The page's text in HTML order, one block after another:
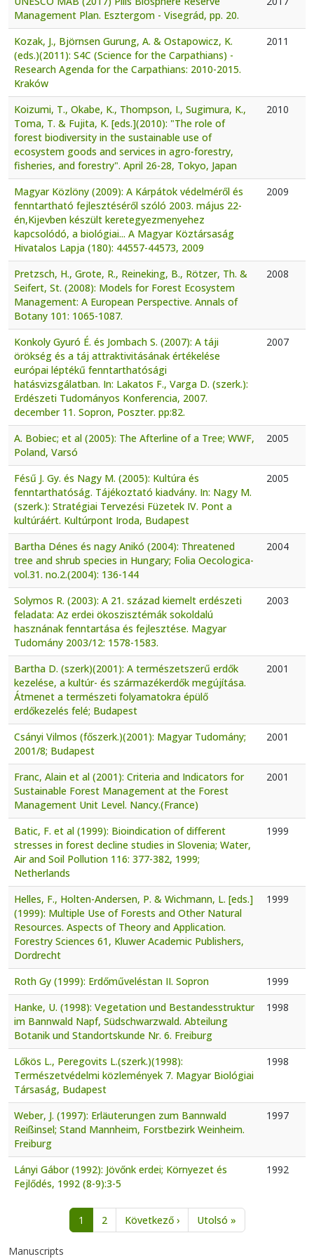
Management Plan. Esztergom - Visegrád, pp. 20.
Kozak, J., Björnsen Gurung, A. & Ostapowicz, K.
(eds.)(2011): S4C (Science for the Carpathians) -
Research Agenda for the Carpathians: 2010-2015.
Kraków
2011
Koizumi, T., Okabe, K., Thompson, I., Sugimura, K.,
Toma, T. & Fujita, K. [eds.](2010): "The role of
forest biodiversity in the sustainable use of
ecosystem goods and services in agro-forestry,
fisheries, and forestry". April 26-28, Tokyo, Japan
2010
Magyar Közlöny (2009): A Kárpátok védelméről és
fenntartható fejlesztéséről szóló 2003. május 22-
én,Kijevben készült keretegyezmenyehez
kapcsolódó, a biológiai... A Magyar Köztársaság
Hivatalos Lapja (180): 44557-44573, 2009
2009
Pretzsch, H., Grote, R., Reineking, B., Rötzer, Th. &
Seifert, St. (2008): Models for Forest Ecosystem
Management: A European Perspective. Annals of
Botany 101: 1065-1087.
2008
Konkoly Gyuró É. és Jombach S. (2007): A táji
örökség és a táj attraktivitásának értékelése
európai léptékű fenntarthatósági
hatásvizsgálatban. In: Lakatos F., Varga D. (szerk.):
Erdészeti Tudományos Konferencia, 2007.
december 11. Sopron, Poszter. pp:82.
2007
A. Bobiec; et al (2005): The Afterline of a Tree; WWF,
Poland, Varsó
2005
Fésű J. Gy. és Nagy M. (2005): Kultúra és
fenntarthatóság. Tájékoztató kiadvány. In: Nagy M.
(szerk.): Stratégiai Tervezési Füzetek IV. Pont a
kultúráért. Kultúrpont Iroda, Budapest
2005
Bartha Dénes és nagy Anikó (2004): Threatened
tree and shrub species in Hungary; Folia Oecologica-
vol.31. no.2.(2004): 136-144
2004
Solymos R. (2003): A 21. század kiemelt erdészeti
feladata: Az erdei ökoszisztémák sokoldalú
hasznának fenntartása és fejlesztése. Magyar
Tudomány 2003/12: 1578-1583.
2003
Bartha D. (szerk)(2001): A természetszerű erdők
kezelése, a kultúr- és származékerdők megújítása.
Átmenet a természeti folyamatokra épülő
erdőkezelés felé; Budapest
2001
Csányi Vilmos (főszerk.)(2001): Magyar Tudomány;
2001/8; Budapest
2001
Franc, Alain et al (2001): Criteria and Indicators for
Sustainable Forest Management at the Forest
Management Unit Level. Nancy.(France)
2001
Batic, F. et al (1999): Bioindication of different
stresses in forest decline studies in Slovenia; Water,
Air and Soil Pollution 116: 377-382, 1999;
Netherlands
1999
Helles, F., Holten-Andersen, P. & Wichmann, L. [eds.]
(1999): Multiple Use of Forests and Other Natural
Resources. Aspects of Theory and Application.
Forestry Sciences 61, Kluwer Academic Publishers,
Dordrecht
1999
Roth Gy (1999): Erdőműveléstan II. Sopron
1999
Hanke, U. (1998): Vegetation und Bestandesstruktur
im Bannwald Napf, Südschwarzwald. Abteilung
Botanik und Standortskunde Nr. 6. Freiburg
1998
Lőkös L., Peregovits L.(szerk.)(1998):
Természetvédelmi közlemények 7. Magyar Biológiai
Társaság, Budapest
1998
Weber, J. (1997): Erläuterungen zum Bannwald
Reißinsel; Stand Mannheim, Forstbezirk Weinheim.
Freiburg
1997
Lányi Gábor (1992): Jövőnk erdei; Környezet és
Fejlődés, 1992 (8-9):3-5
1992
Pagination1 2 Következő ›Next page
Utolsó »Last page
Manuscripts